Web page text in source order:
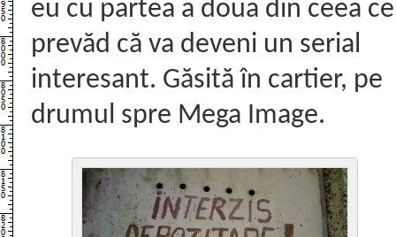
eu cu partea a doua din ceea ce
prevăd că va deveni un serial
interesant. Găsită în cartier, pe
drumul spre Mega Image.